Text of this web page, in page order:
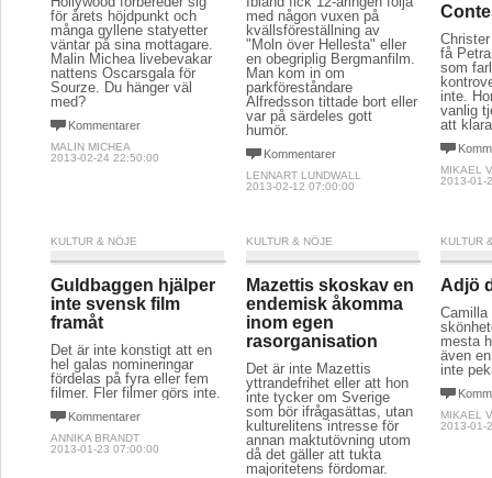
för årets höjdpunkt och
många gyllene statyetter
väntar på sina mottagare.
Malin Michea livebevakar
nattens Oscarsgala för
Sourze. Du hänger väl
med?
Kommentarer
MALIN MICHEA
2013-02-24 22:50:00
med någon vuxen på
kvällsföreställning av
"Moln över Hellesta" eller
en obegriplig Bergmanfilm.
Man kom in om
parkföreståndare
Alfredsson tittade bort eller
var på särdeles gott
humör.
Kommentarer
LENNART LUNDWALL
2013-02-12 07:00:00
få
som
inte.
vanlig
att
MIKAEL
2013-01-
KULTUR & NÖJE
Guldbaggen hjälper
inte svensk film
framåt
Det är inte konstigt att en
hel galas nomineringar
fördelas på fyra eller fem
filmer. Fler filmer görs inte.
Kommentarer
ANNIKA BRANDT
2013-01-23 07:00:00
KULTUR & NÖJE
Mazettis skoskav en
endemisk åkomma
inom egen
rasorganisation
Det är inte Mazettis
yttrandefrihet eller att hon
inte tycker om Sverige
som bör ifrågasättas, utan
kulturelitens intresse för
annan maktutövning utom
då det gäller att tukta
majoritetens fördomar.
KULTUR
Adjö
Camilla
mesta
även
inte
MIKAEL
2013-01-